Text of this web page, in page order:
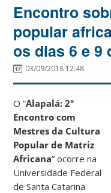
Encontro
popular
os dias 6 e 9
03/09/2018 12:48
O ”Alapalá: 2°
Encontro com
Mestres da Cultura
Popular de Matriz
Africana” ocorre na
Universidade Federal
de Santa Catarina